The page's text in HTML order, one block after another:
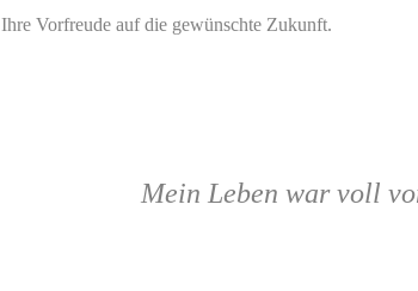
Ihre Vorfreude auf die gewünschte Zukunft.
Mein Leben war voll